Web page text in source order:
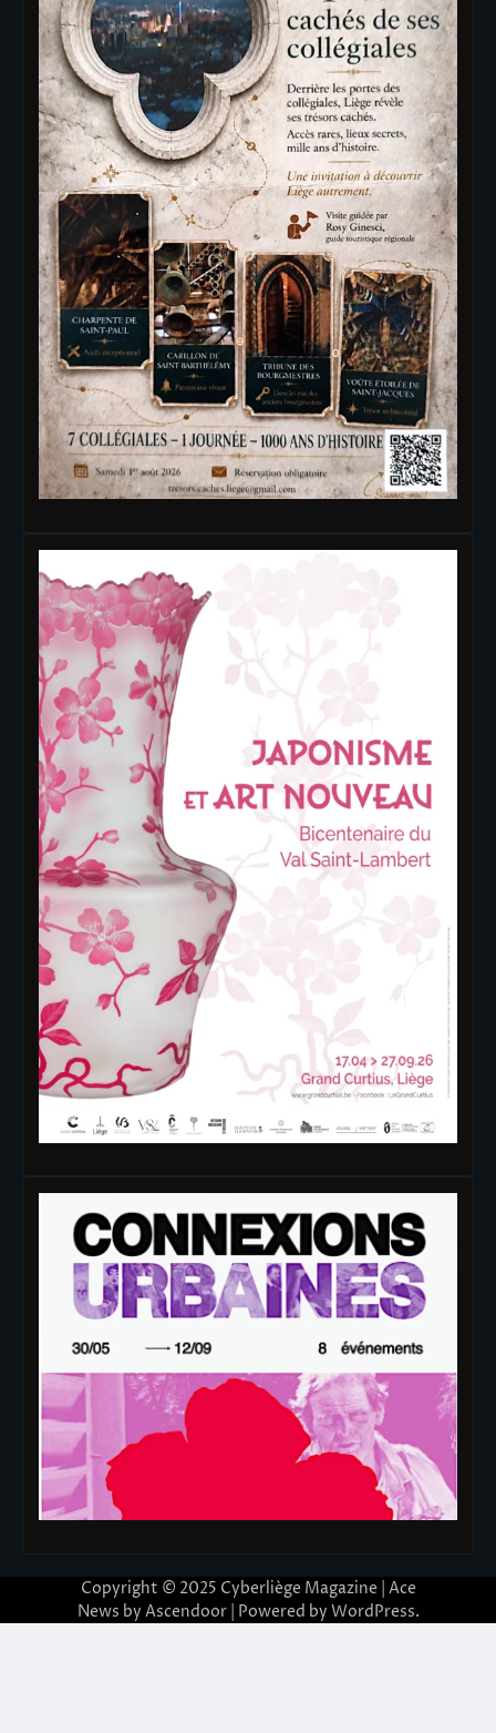
Copyright © 2025 Cyberliège Magazine | Ace
News by Ascendoor| Powered by WordPress.